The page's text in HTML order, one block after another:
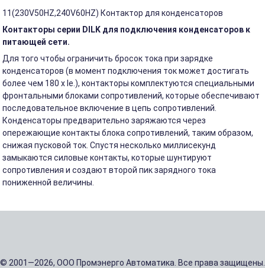
11(230V50HZ,240V60HZ) Контактор для конденсаторов
Контакторы серии DILK для подключения конденсаторов к
питающей сети.
Для того чтобы ограничить бросок тока при зарядке
конденсаторов (в момент подключения ток может достигать
более чем 180 х Ie.), контакторы комплектуются специальными
фронтальными блоками сопротивлений, которые обеспечивают
последовательное включение в цепь сопротивлений.
Конденсаторы предварительно заряжаются через
опережающие контакты блока сопротивлений, таким образом,
снижая пусковой ток. Спустя несколько миллисекунд
замыкаются силовые контакты, которые шунтируют
сопротивления и создают второй пик зарядного тока
пониженной величины.
© 2001—2026, ООО Промэнерго Автоматика. Все права защищены.